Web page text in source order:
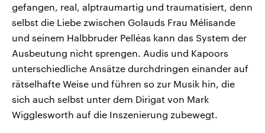
gefangen, real, alptraumartig und traumatisiert, denn
selbst die Liebe zwischen Golauds Frau Mélisande
und seinem Halbbruder Pelléas kann das System der
Ausbeutung nicht sprengen. Audis und Kapoors
unterschiedliche Ansätze durchdringen einander auf
rätselhafte Weise und führen so zur Musik hin, die
sich auch selbst unter dem Dirigat von Mark
Wigglesworth auf die Inszenierung zubewegt.